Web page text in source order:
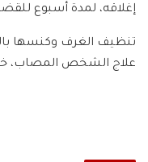
إغلاقه، لمدة أسبوع
تنظيف الغرف وكنسها
علاج الشخص المصاب،